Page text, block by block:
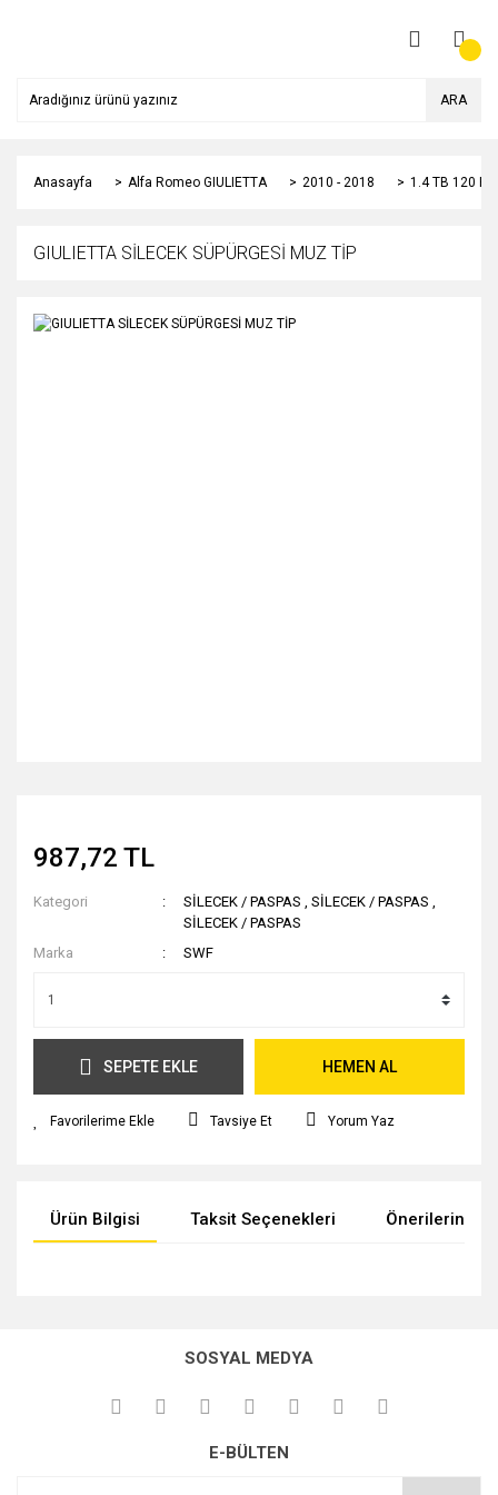
ARA
Anasayfa Alfa Romeo GIULIETTA 2010 - 2018 1.4 TB 120 HP
GIULIETTA SİLECEK SÜPÜRGESİ MUZ TİP
987,72 TL
Kategori SİLECEK / PASPAS ,SİLECEK / PASPAS ,
SİLECEK / PASPAS
Marka
SWF
SEPETE EKLE HEMEN AL
Tavsiye Et Yorum Yaz
Ürün Bilgisi Taksit Seçenekleri Önerileriniz
kullanarak tarafımıza iletebilirsiniz.
Görüş ve önerileriniz için teşekkür ederiz.
Ürün açıklamasında eksik bilgiler bulunuyor.
SOSYAL MEDYA
E-BÜLTEN